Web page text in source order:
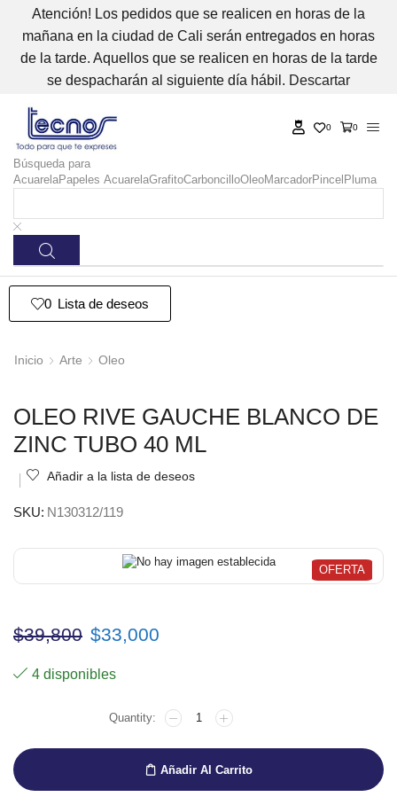
Atención! Los pedidos que se realicen en horas de la
mañana en la ciudad de Cali serán entregados en horas
de la tarde. Aquellos que se realicen en horas de la tarde
se despacharán al siguiente día hábil. Descartar
Búsqueda para
AcuarelaPapeles AcuarelaGrafitoCarboncilloOleoMarcadorPincel Pluma
0 0
0 Lista de deseos
Inicio Arte Oleo
OLEO RIVE GAUCHE BLANCO DE
ZINC TUBO 40 ML
Añadir a la lista de deseos
SKU: N130312/119
OFERTA
$39,800 $33,000
4 disponibles
Añadir Al Carrito